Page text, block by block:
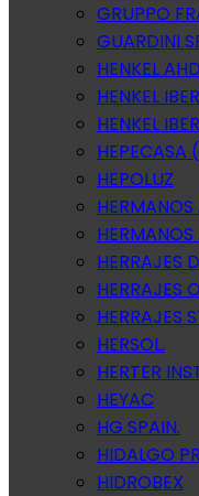
GRUPPO
GUARDINI
HENKEL
HENKEL
HENKEL
HEPECASA
HEPOLUZ
HERRAJES
HERRAJES
HERRAJES
HERSOL.
HERTER
HEYAC
HG SPAIN.
HIDALGO
HIDROBEX